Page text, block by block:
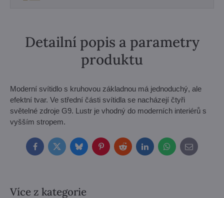
Detailní popis a parametry
produktu
Moderní svítidlo s kruhovou základnou má jednoduchý, ale
efektní tvar. Ve střední části svítidla se nacházejí čtyři
světelné zdroje G9. Lustr je vhodný do moderních interiérů s
vyšším stropem.
FacebookTwitterBlueskyPinterestRedditLinkedInWhatsApp
E-
mail
Více z kategorie